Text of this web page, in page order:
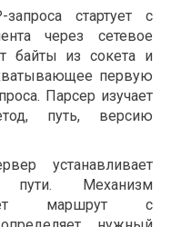
стартует с
через сетевое
байты из сокета и
первую
Парсер изучает
путь, версию
устанавливает
Механизм
маршрут с